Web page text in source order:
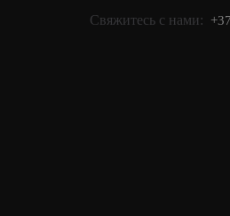
Свяжитесь с нами: